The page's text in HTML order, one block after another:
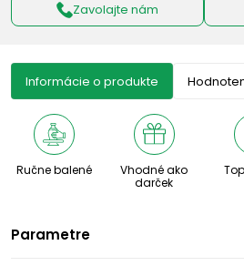
Zavolajte nám
Informácie o produkte
Ručne balené
Vhodné ako
darček
Parametre